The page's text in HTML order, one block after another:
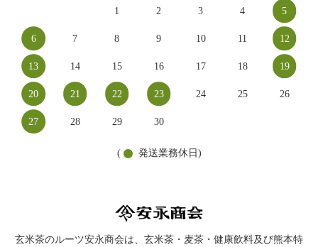
1 2 3 4 5
6 7 8 9 10 11 12
13 14 15 16 17 18 19
20 21 22 23 24 25 26
27 28 29 30
( 発送業務休日)
玄米茶のルーツ安永商会は、玄米茶・麦茶・健康飲料及び熊本特